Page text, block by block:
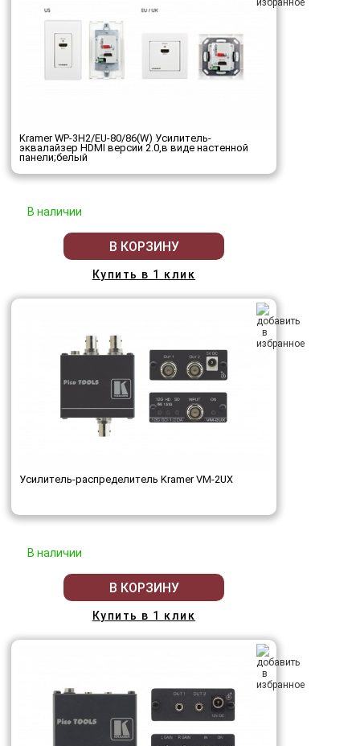
Kramer WP-3H2/EU-80/86(W) Усилитель-
эквалайзер HDMI версии 2.0,в виде настенной
панели;белый
В наличии
В КОРЗИНУ
Купить в 1 клик
Усилитель-распределитель Kramer VM-2UX
В наличии
В КОРЗИНУ
Купить в 1 клик